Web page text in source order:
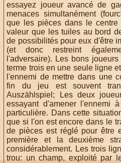
essayez joueur avancé de
menaces simultanément
que les pièces dans le
valeur que les tuiles au bord
de possibilités pour eux d'être
(et donc restreint
l'adversaire). Les bons
terme trois en une seule ligne
l'ennemi de mettre dans une
fin du jeu est souvent
Auszählspiel;
Les deux
essayant d'amener l'ennemi
particulière. Dans cette
que si l'on est encore dans le
de pièces est réglé pour être
première et la deuxième
considérablement. Les trois
trou: un champ, exploité par